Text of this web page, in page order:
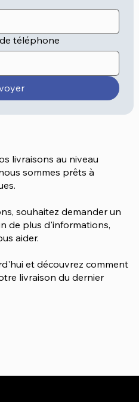
téléphone
livraisons au niveau
sommes prêts à
souhaitez demander un
de plus d'informations,
aider.
et découvrez comment
livraison du dernier